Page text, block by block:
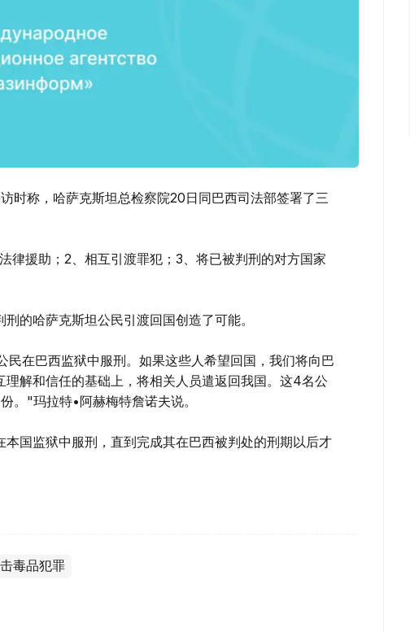
时称，哈萨克斯坦总检察院20日同巴西司法部签署了三
律援助；2、相互引渡罪犯；3、将已被判刑的对方国家
的哈萨克斯坦公民引渡回国创造了可能。
在巴西监狱中服刑。如果这些人希望回国，我们将向巴
解和信任的基础上，将相关人员遣返回我国。这4名公
。"玛拉特•阿赫梅特詹诺夫说。
国监狱中服刑，直到完成其在巴西被判处的刑期以后才
毒品犯罪